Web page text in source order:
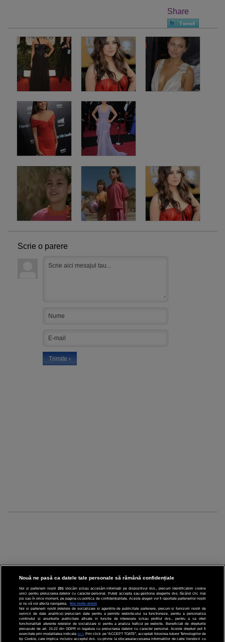
Share
Scrie o parere
CINEMA
DIVERTISMENT
STIRI
Nouă ne pasă ca datele tale personale să rămână confidențiale
Noi și partenerii noștri 201 stocăm și/sau accesăm informații pe dispozitivul dvs., precum identificatorii cookie
unici pentru prelucrarea datelor cu caracter personal. Puteți accepta sau gestiona alegerile dvs. făcând clic mai
jos sau în orice moment, pe pagina cu politica de confidențialitate. Aceste alegeri vor fi raportate partenerilor noștri
și nu vă vor afecta navigarea.
Mai multe detalii
Noi si partenerii nostri (retelele de socializare si agentiile de publicitate partenere, precum si furnizorii nostri de
servicii de date analitice) prelucram date pentru a permite website-ului sa functioneze, pentru a personaliza
continutul si anunturile publicitare afisate in functie de interesele si/sau profilul dvs., pentru a va oferi
functionalitati aferente retelelor de socializare si pentru a analiza traficul pe website. Beneficiati de drepturile
prevazute de art. 15-22 din GDPR in legatura cu prelucrarea datelor cu caracter personal. Aceste drepturi pot fi
exercitate prin modalitatea indicataaici . Prin click pe “ACCEPT TOATE”, acceptati folosirea tuturor Tehnologiilor de
tip Cookie, care implica inclusiv acceptul dvs. cu privire la stocarea/accesarea informatiilor de catre Vendor-ii cu